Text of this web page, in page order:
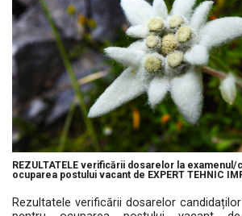
REZULTATELE verificării dosarelor la
ocuparea postului vacant de EXPERT TEHNIC
Rezultatele verificării dosarelor